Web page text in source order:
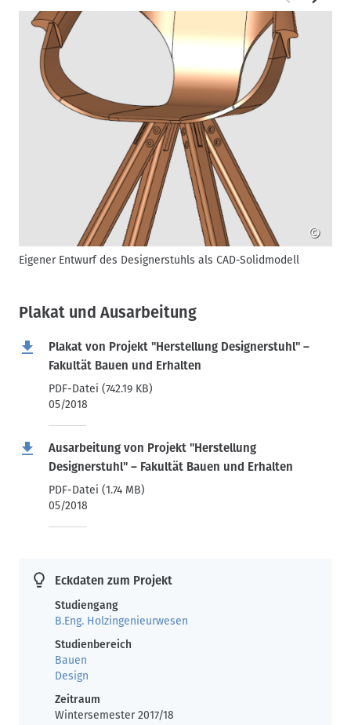
©
Eigener Entwurf des Designerstuhls als CAD-Solidmodell
Plakat und Ausarbeitung
Plakat von Projekt "Herstellung Designerstuhl" –
Fakultät Bauen und Erhalten
PDF-Datei (742.19 KB)
05/2018
Ausarbeitung von Projekt "Herstellung
Designerstuhl" – Fakultät Bauen und Erhalten
PDF-Datei (1.74 MB)
05/2018
Eckdaten zum Projekt
Studiengang
B.Eng. Holzingenieurwesen
Studienbereich
Bauen
Design
Zeitraum
Wintersemester 2017/18